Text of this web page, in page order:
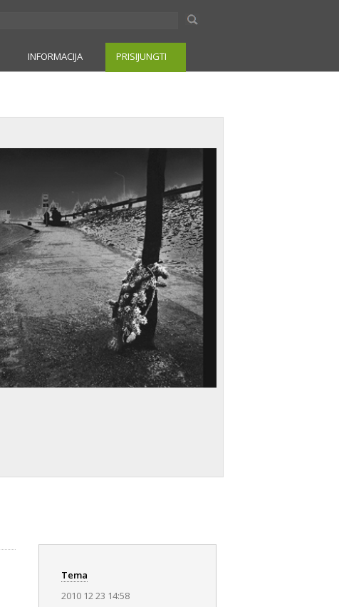
INFORMACIJA PRISIJUNGTI
Tema
2010 12 23 14:58